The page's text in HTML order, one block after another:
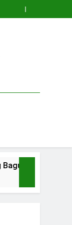
Pisang Barangan